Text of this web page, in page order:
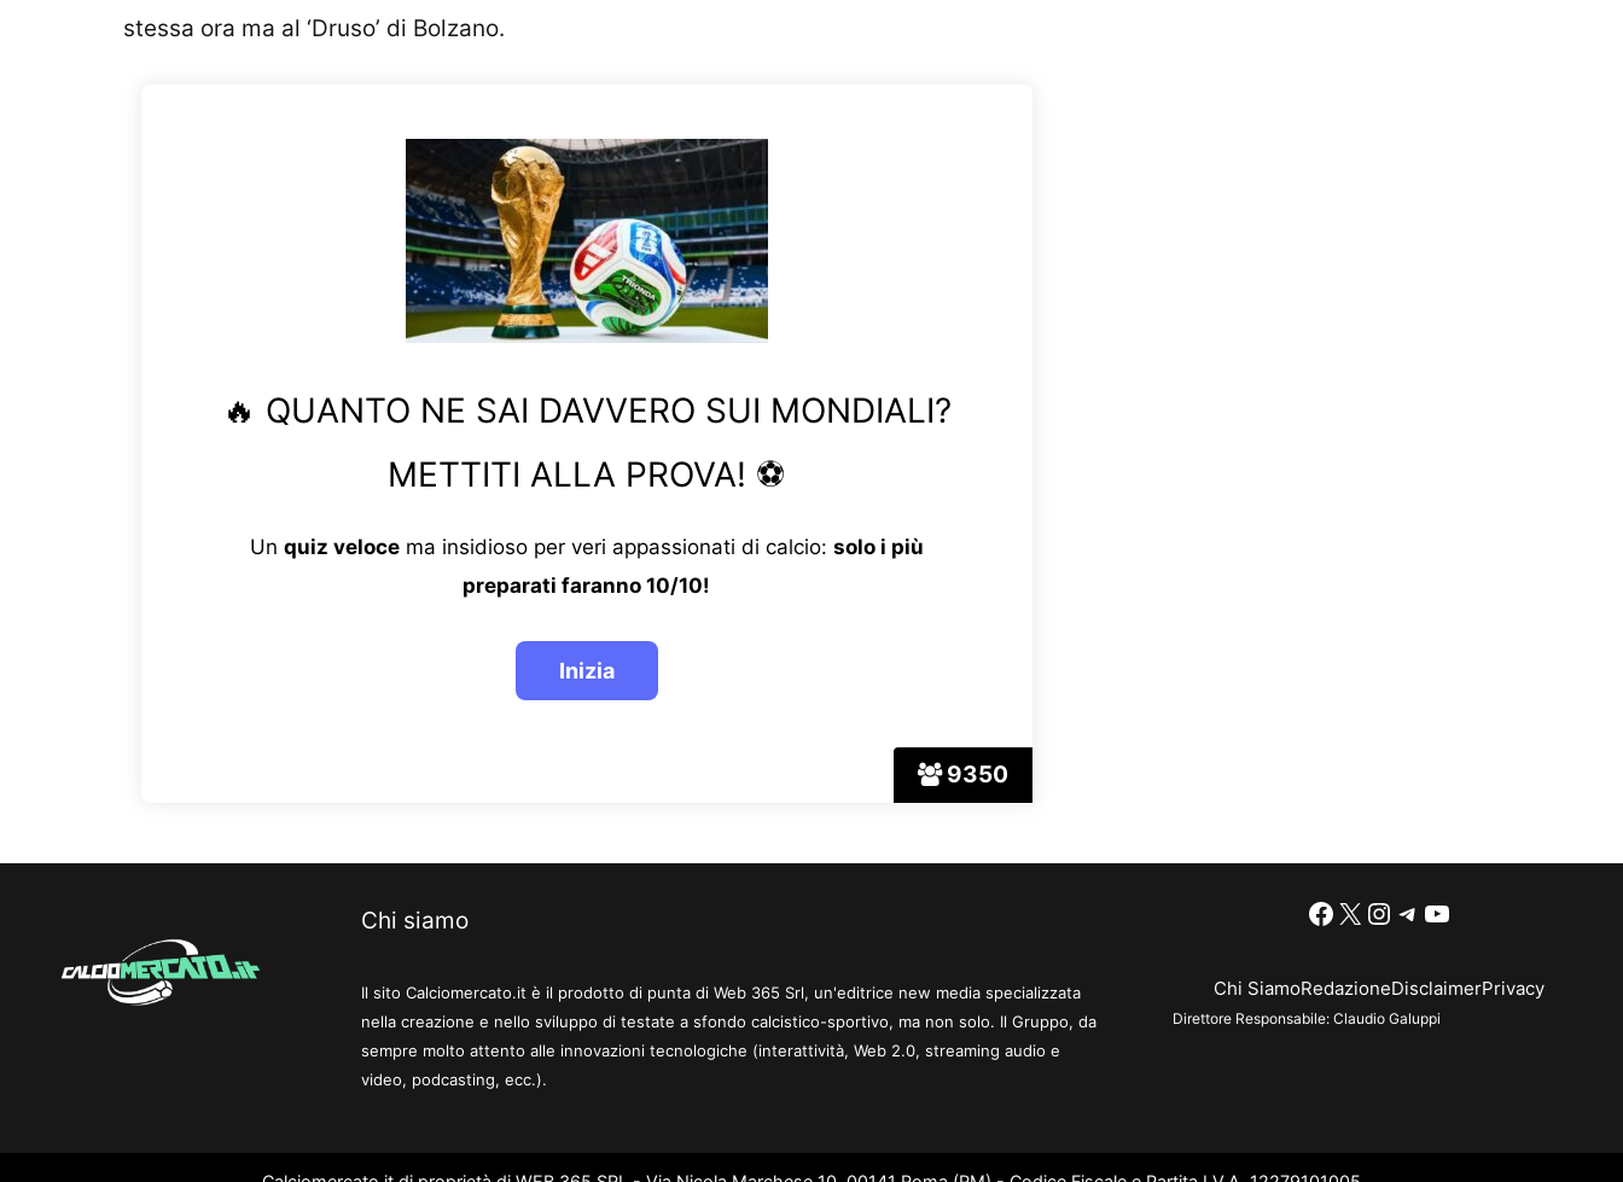
stessa ora ma al ‘Druso’ di Bolzano.
9350
🔥 QUANTO NE SAI DAVVERO SUI MONDIALI?
METTITI ALLA PROVA! ⚽
Un quiz velocema insidioso per veri appassionati di calcio: solo i più
preparati faranno 10/10!
Chi siamo
Il sito Calciomercato.it è il prodotto di punta di Web 365 Srl, un'editrice new media specializzata
nella creazione e nello sviluppo di testate a sfondo calcistico-sportivo, ma non solo. Il Gruppo, da
sempre molto attento alle innovazioni tecnologiche (interattività, Web 2.0, streaming audio e
video, podcasting, ecc.).
Facebook
X Instagram
Telegram
YouTube
Chi SiamoRedazioneDisclaimerPrivacy
Direttore Responsabile: Claudio Galuppi